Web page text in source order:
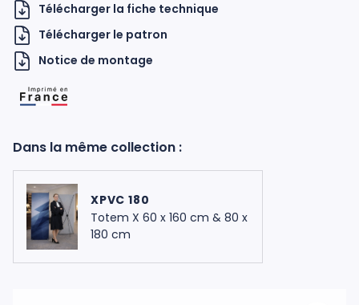
UKNOW
Télécharger la fiche technique
Télécharger le patron
Notice de montage
Dans la même collection :
XPVC 180
Totem X 60 x 160 cm & 80 x
180 cm